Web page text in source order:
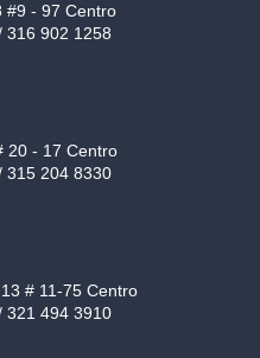
#9 - 97 Centro
316 902 1258
20 - 17 Centro
315 204 8330
# 11-75 Centro
321 494 3910